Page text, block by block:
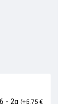
- 2g (+5.75 €